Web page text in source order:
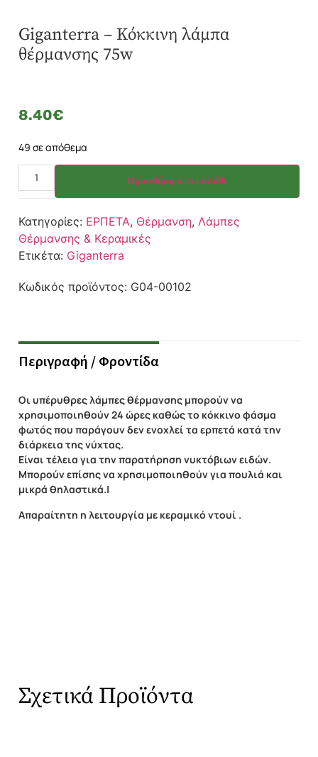
Giganterra – Κόκκινη λάμπα
θέρμανσης 75w
8.40€
49 σε απόθεμα
Προσθήκη στο καλάθι
Κατηγορίες: ΕΡΠΕΤΑ, Θέρμανση, Λάμπες
Θέρμανσης & Κεραμικές
Ετικέτα: Giganterra
Κωδικός προϊόντος: G04-00102
Περιγραφή / Φροντίδα
Οι υπέρυθρες λάμπες θέρμανσης μπορούν να
χρησιμοποιηθούν 24 ώρες καθώς το κόκκινο φάσμα
φωτός που παράγουν δεν ενοχλεί τα ερπετά κατά την
διάρκεια της νύχτας.
Είναι τέλεια για την παρατήρηση νυκτόβιων ειδών.
Μπορούν επίσης να χρησιμοποιηθούν για πουλιά και
μικρά θηλαστικά.|
Απαραίτητη η λειτουργία με κεραμικό ντουί .
Σχετικά Προϊόντα